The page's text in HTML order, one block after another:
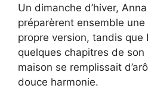
Un dimanche d’hiver,
préparèrent ensemble
propre version, tandis que
quelques chapitres de
maison se remplissait
douce harmonie.